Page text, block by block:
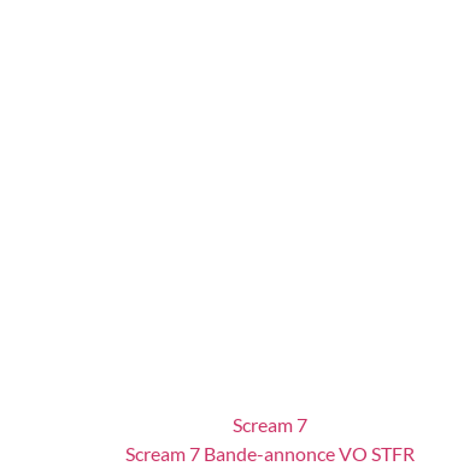
Scream 7
Scream 7 Bande-annonce VO STFR